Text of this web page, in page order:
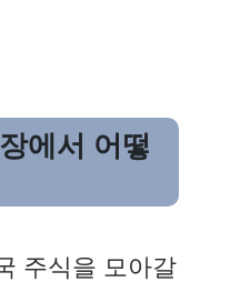
에서 어떻
주식을 모아갈